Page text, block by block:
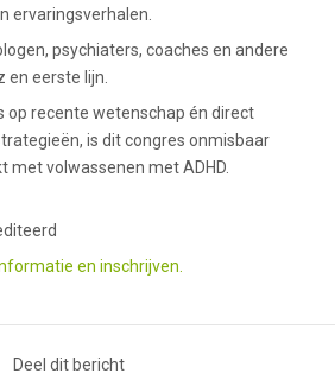
ervaringsverhalen.
psychiaters, coaches en andere
en eerste lijn.
op recente wetenschap én direct
is dit congres onmisbaar
met volwassenen met ADHD.
en inschrijven.
Deel dit bericht